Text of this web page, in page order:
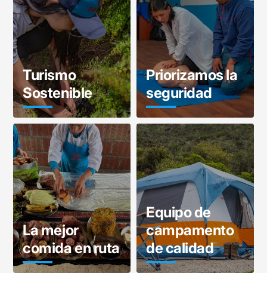
Turismo
Sostenible
Priorizamos la
seguridad
La mejor
comida en ruta
Equipo de
campamento
de calidad